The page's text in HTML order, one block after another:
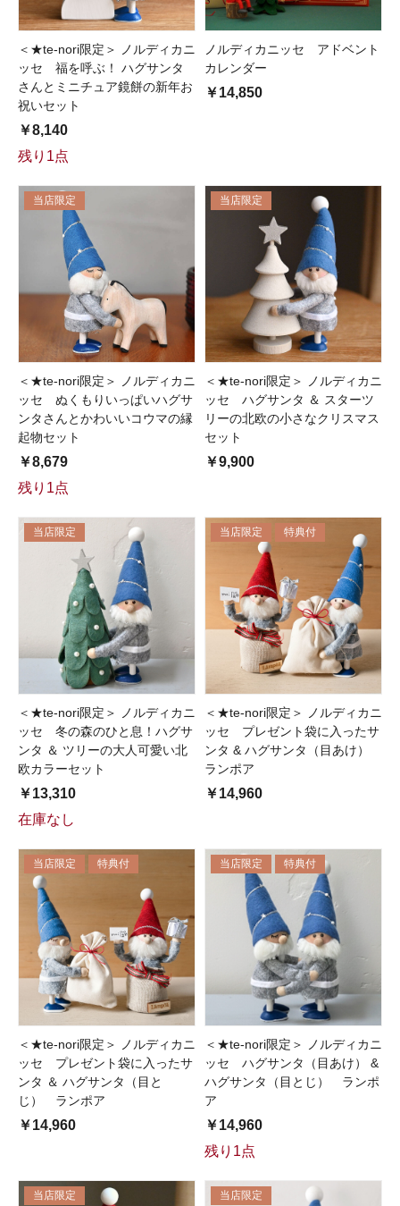
＜★te-nori限定＞ ノルディカニ
ッセ 福を呼ぶ！ ハグサンタ
さんとミニチュア鏡餅の新年お
祝いセット
￥8,140
残り1点
ノルディカニッセ アドベント
カレンダー
￥14,850
当店限定
＜★te-nori限定＞ ノルディカニ
ッセ ぬくもりいっぱいハグサ
ンタさんとかわいいコウマの縁
起物セット
￥8,679
残り1点
当店限定
＜★te-nori限定＞ ノルディカニ
ッセ ハグサンタ ＆ スターツ
リーの北欧の小さなクリスマス
セット
￥9,900
当店限定
＜★te-nori限定＞ ノルディカニ
ッセ 冬の森のひと息！ハグサ
ンタ ＆ ツリーの大人可愛い北
欧カラーセット
￥13,310
在庫なし
当店限定 特典付
＜★te-nori限定＞ ノルディカニ
ッセ プレゼント袋に入ったサ
ンタ & ハグサンタ（目あけ）
ランポア
￥14,960
当店限定 特典付
＜★te-nori限定＞ ノルディカニ
ッセ プレゼント袋に入ったサ
ンタ ＆ ハグサンタ（目と
じ） ランポア
￥14,960
当店限定 特典付
＜★te-nori限定＞ ノルディカニ
ッセ ハグサンタ（目あけ） &
ハグサンタ（目とじ） ランポ
ア
￥14,960
残り1点
当店限定 当店限定